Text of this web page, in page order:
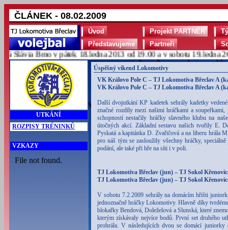
ČLÁNEK - 08.02.2009
Úvod Projekt PARTNER
Představujeme
Partneři
Brno v pátek 18.ledna 2013 od 19.00 a v sobotu 19.ledna
UTKÁNÍ
ROZPISY TRÉNINKŮ
VZKAZY
Úspěšný víkend Lokomotivy
VK Královo Pole C – TJ Lokomotiva Břeclav A
VK Královo Pole C – TJ Lokomotiva Břeclav A
Další dvojutkání KP kadetek sehrály kadetky
značné rozdíly mezi našimi hráčkami a
schopností nestačily hráčky slavného klubu na
útočných akcí. Základní sestavu našich tvořily E.
Pyskatá a kapitánka D. Zvařičová a na liberu hrála
pro náš tým se zasloužily všechny hráčky,
podání, ale také při hře na síti i v poli.
TJ Lokomotiva Břeclav (jun) – TJ Sokol
TJ Lokomotiva Břeclav (jun) – TJ Sokol
V sobotu 7.2.2009 sehrály na domácím hřišti
jednoznačně hráčky Lokomotivy. Hlavně díky
blokařky Bendová, Doleželová a Slunská, které
kterým získávaly nejvíce bodů. První set druhého
prohrála. V následujících dvou se domácí